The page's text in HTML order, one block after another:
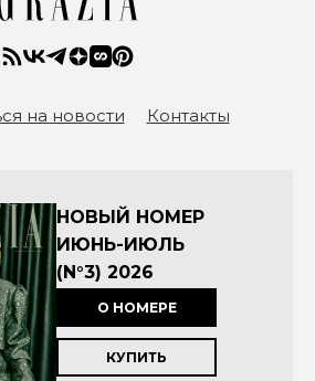
на новости Контакты
НОВЫЙ НОМЕР
ИЮНЬ-ИЮЛЬ
(N°3) 2026
О НОМЕРЕ
КУПИТЬ